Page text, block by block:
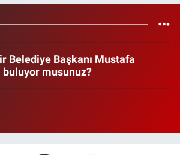
Belediye Başkanı Mustafa
buluyor musunuz?